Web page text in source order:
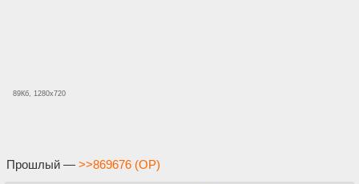
89Кб, 1280x720
Прошлый — >>869676 (OP)